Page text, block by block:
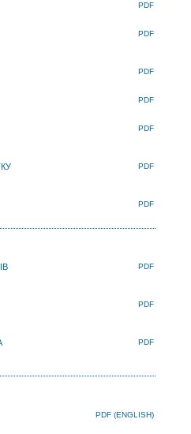
PDF
PDF
PDF
PDF
PDF
PDF
PDF
PDF
PDF
PDF
PDF (ENGLISH)